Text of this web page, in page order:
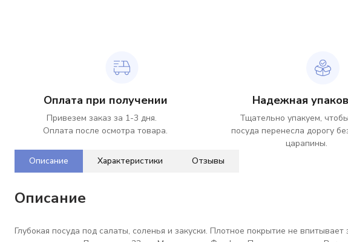
Оплата при получении
Привезем заказ за 1-3 дня.
Оплата после осмотра товара.
Надежная
Тщательно упакуем,
посуда перенесла дорогу
царапины.
Описание Характеристики Отзывы
Описание
Глубокая посуда под салаты, соленья и закуски. Плотное покрытие не